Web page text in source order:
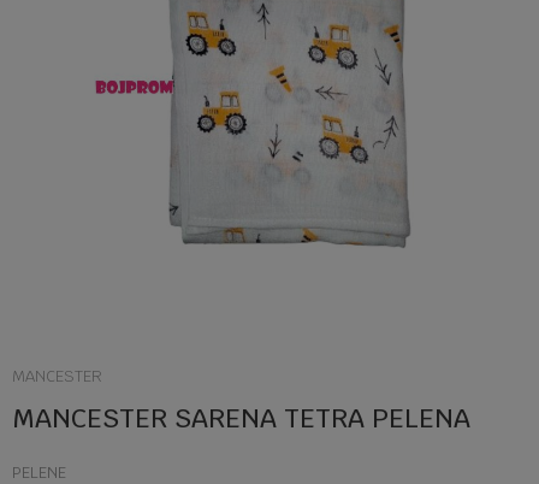
MANCESTER
MANCESTER SARENA TETRA PELENA
PELENE